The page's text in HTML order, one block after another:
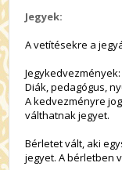
Jegyek:
A vetítésekre a
Jegykedvezmények:
Diák, pedagógus,
A kedvezményre
válthatnak jegyet.
Bérletet vált, aki
jegyet. A bérletben